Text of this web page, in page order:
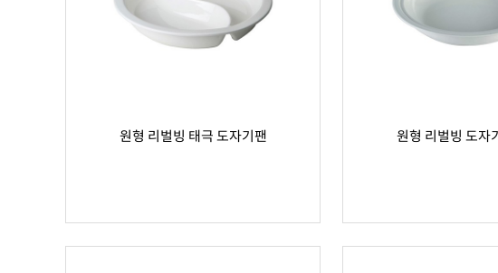
원형 리벌빙 태극 도자기팬 원형 리벌빙 도자